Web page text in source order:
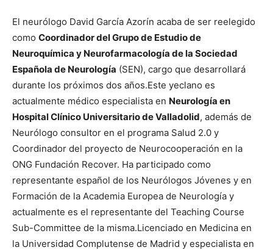
El neurólogo David García Azorín acaba de ser reelegido
como Coordinador del Grupo de Estudio de
Neuroquímica y Neurofarmacología de la Sociedad
Española de Neurología (SEN), cargo que desarrollará
durante los próximos dos años.Este yeclano es
actualmente médico especialista en Neurología en
Hospital Clínico Universitario de Valladolid, además de
Neurólogo consultor en el programa Salud 2.0 y
Coordinador del proyecto de Neurocooperación en la
ONG Fundación Recover. Ha participado como
representante español de los Neurólogos Jóvenes y en
Formación de la Academia Europea de Neurología y
actualmente es el representante del Teaching Course
Sub-Committee de la misma.Licenciado en Medicina en
la Universidad Complutense de Madrid y especialista en